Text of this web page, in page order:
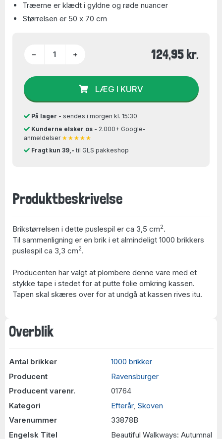
Overblik
Antal brikker
1000 brikker
Producent
Ravensburger
Producent varenr.
01764
Kategori
Efterår, Skoven
Varenummer
33878B
Engelsk Titel
Beautiful Walkways: Autumnal
Træerne er klædt i gyldne og røde nuancer
Størrelsen er 50 x 70 cm
− + 124,95 kr.
LÆG I KURV
På lager - sendes i morgen kl. 15:30
Kunderne elsker os- 2.000+ Google-
anmeldelser ★★★★★
Fragt kun 39,- til GLS pakkeshop
Produktbeskrivelse
Brikstørrelsen i dette puslespil er ca 3,5 cm2.
Til sammenligning er en brik i et almindeligt 1000 brikkers
puslespil ca 3,3 cm2.
Producenten har valgt at plombere denne vare med et
stykke tape i stedet for at putte folie omkring kassen.
Tapen skal skæres over for at undgå at kassen rives itu.